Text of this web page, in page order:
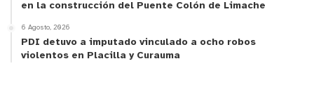
en la construcción del Puente Colón de Limache
6 Agosto, 2026
PDI detuvo a imputado vinculado a ocho robos
violentos en Placilla y Curauma